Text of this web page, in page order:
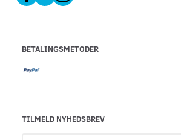
BETALINGSMETODER
TILMELD NYHEDSBREV